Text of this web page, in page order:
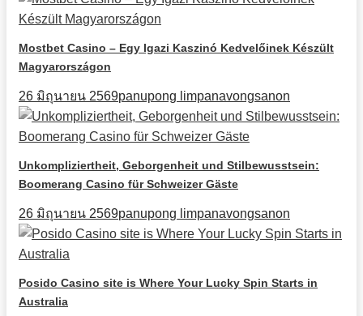
Mostbet Casino – Egy Igazi Kaszinó Kedvelőinek Készült
Magyarországon
26 มิถุนายน 2569panupong limpanavongsanon
Unkompliziertheit, Geborgenheit und Stilbewusstsein:
Boomerang Casino für Schweizer Gäste
26 มิถุนายน 2569panupong limpanavongsanon
Posido Casino site is Where Your Lucky Spin Starts in
Australia